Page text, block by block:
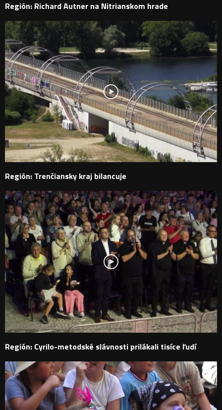
Región: Richard Autner na Nitrianskom hrade
Región: Trenčiansky kraj bilancuje
Región: Cyrilo-metodské slávnosti prilákali tisíce ľudí